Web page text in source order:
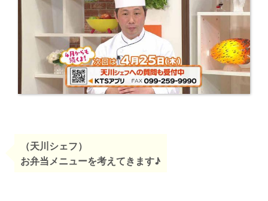
（天川シェフ）
お弁当メニューを考えてきます♪